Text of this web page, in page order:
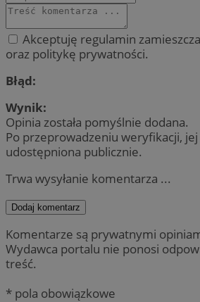
Akceptuję regulamin
oraz politykę prywatności.
Błąd:
Wynik:
Opinia została pomyślnie dodana.
Po przeprowadzeniu weryfikacji,
udostępniona publicznie.
Trwa wysyłanie komentarza ...
Dodaj komentarz
Komentarze są prywatnymi
Wydawca portalu nie ponosi
treść.
* pola obowiązkowe